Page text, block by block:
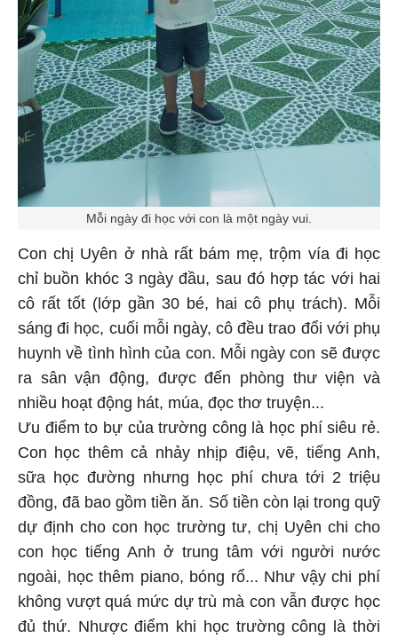
Mỗi ngày đi học với con là một ngày vui.
Con chị Uyên ở nhà rất bám mẹ, trộm vía đi học
chỉ buồn khóc 3 ngày đầu, sau đó hợp tác với hai
cô rất tốt (lớp gần 30 bé, hai cô phụ trách). Mỗi
sáng đi học, cuối mỗi ngày, cô đều trao đổi với phụ
huynh về tình hình của con. Mỗi ngày con sẽ được
ra sân vận động, được đến phòng thư viện và
nhiều hoạt động hát, múa, đọc thơ truyện...
Ưu điểm to bự của trường công là học phí siêu rẻ.
Con học thêm cả nhảy nhịp điệu, vẽ, tiếng Anh,
sữa học đường nhưng học phí chưa tới 2 triệu
đồng, đã bao gồm tiền ăn. Số tiền còn lại trong quỹ
dự định cho con học trường tư, chị Uyên chi cho
con học tiếng Anh ở trung tâm với người nước
ngoài, học thêm piano, bóng rổ... Như vậy chi phí
không vượt quá mức dự trù mà con vẫn được học
đủ thứ. Nhược điểm khi học trường công là thời